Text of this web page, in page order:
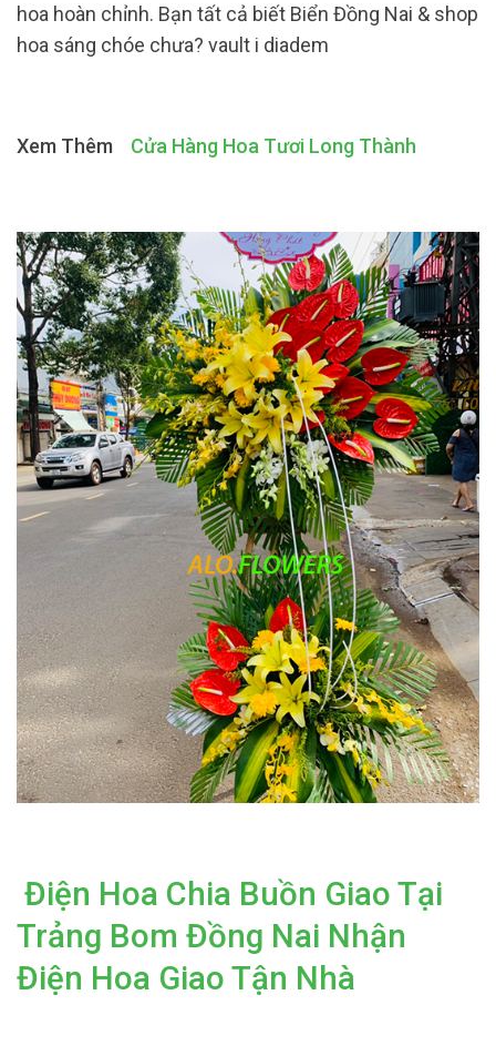
hoa hoàn chỉnh. Bạn tất cả biết Biển Đồng Nai & shop
hoa sáng chóe chưa? vault i diadem
Xem Thêm Cửa Hàng Hoa Tươi Long Thành
Điện Hoa Chia Buồn Giao Tại
Trảng Bom Đồng Nai Nhận
Điện Hoa Giao Tận Nhà